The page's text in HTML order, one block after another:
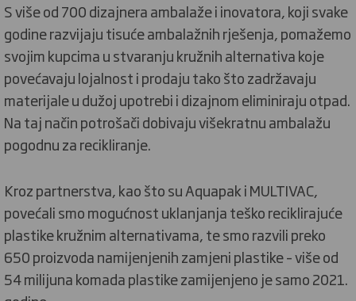
S više od 700 dizajnera ambalaže i inovatora, koji svake
godine razvijaju tisuće ambalažnih rješenja, pomažemo
svojim kupcima u stvaranju kružnih alternativa koje
povećavaju lojalnost i prodaju tako što zadržavaju
materijale u dužoj upotrebi i dizajnom eliminiraju otpad.
Na taj način potrošači dobivaju višekratnu ambalažu
pogodnu za recikliranje.
Kroz partnerstva, kao što su Aquapak i MULTIVAC,
povećali smo mogućnost uklanjanja teško reciklirajuće
plastike kružnim alternativama, te smo razvili preko
650 proizvoda namijenjenih zamjeni plastike – više od
54 milijuna komada plastike zamijenjeno je samo 2021.